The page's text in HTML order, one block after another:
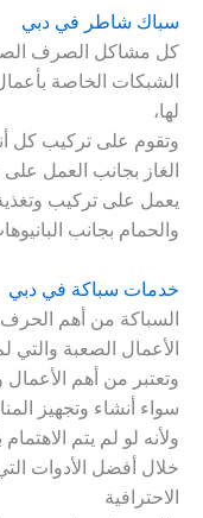
سباك شاطر في دبي
كل مشاكل الصرف
الشبكات الخاصة
لها،
وتقوم على تركيب كل
الغاز بجانب العمل على
يعمل على تركيب
والحمام بجانب
خدمات سباكة في دبي
السباكة من أهم الحرف
الأعمال الصعبة
وتعتبر من أهم
سواء أنشاء وتجهيز
ولأنه لو لم يتم
خلال أفضل الأدوات
الاحترافية